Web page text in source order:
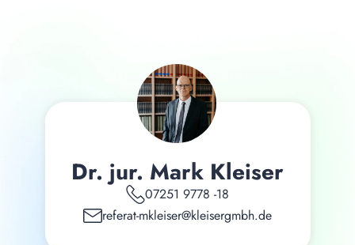
Dr. jur. Mark Kleiser
07251 9778 -18
referat-mkleiser@kleisergmbh.de